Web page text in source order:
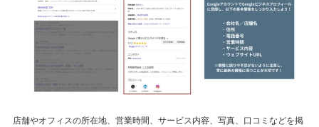
店舗やオフィスの所在地、営業時間、サービス内容、写真、口コミなどを掲